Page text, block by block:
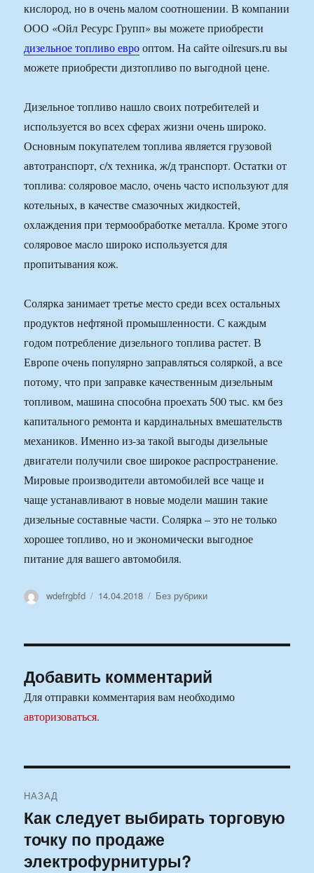
кислород, но в очень малом соотношении. В компании
ООО «Ойл Ресурс Групп» вы можете приобрести
дизельное топливо еврооптом. На сайте oilresurs.ru вы
можете приобрести дизтопливо по выгодной цене.
Дизельное топливо нашло своих потребителей и
используется во всех сферах жизни очень широко.
Основным покупателем топлива является грузовой
автотранспорт, с/х техника, ж/д транспорт. Остатки от
топлива: соляровое масло, очень часто используют для
котельных, в качестве смазочных жидкостей,
охлаждения при термообработке металла. Кроме этого
соляровое масло широко используется для
пропитывания кож.
Солярка занимает третье место среди всех остальных
продуктов нефтяной промышленности. С каждым
годом потребление дизельного топлива растет. В
Европе очень популярно заправляться соляркой, а все
потому, что при заправке качественным дизельным
топливом, машина способна проехать 500 тыс. км без
капитального ремонта и кардинальных вмешательств
механиков. Именно из-за такой выгоды дизельные
двигатели получили свое широкое распространение.
Мировые производители автомобилей все чаще и
чаще устанавливают в новые модели машин такие
дизельные составные части. Солярка – это не только
хорошее топливо, но и экономически выгодное
питание для вашего автомобиля.
Автор
wdefrgbfd Опубликовано
14.04.2018 Рубрики
Без рубрики
Добавить комментарий
Для отправки комментария вам необходимо
авторизоваться.
по
записям
НАЗАД
Предыдущая
запись:
Как следует выбирать торговую
точку по продаже
электрофурнитуры?